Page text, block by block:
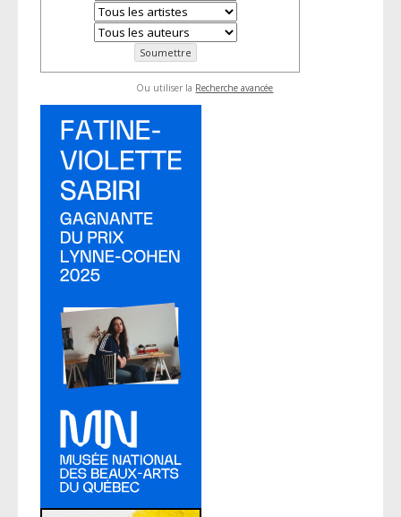
Ou utiliser la Recherche avancée